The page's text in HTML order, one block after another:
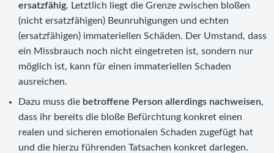
ersatzfähig. Letztlich liegt die Grenze zwischen bloßen
(nicht ersatzfähigen) Beunruhigungen und echten
(ersatzfähigen) immateriellen Schäden. Der Umstand, dass
ein Missbrauch noch nicht eingetreten ist, sondern nur
möglich ist, kann für einen immateriellen Schaden
ausreichen.
Dazu muss die betroffene Person allerdings nachweisen,
dass ihr bereits die bloße Befürchtung konkret einen
realen und sicheren emotionalen Schaden zugefügt hat
und die hierzu führenden Tatsachen konkret darlegen.